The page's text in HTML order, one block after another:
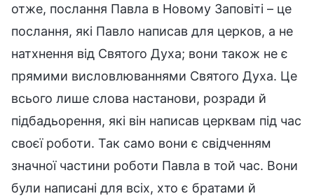
отже, послання Павла в Новому Заповіті – це
послання, які Павло написав для церков, а не
натхнення від Святого Духа; вони також не є
прямими висловлюваннями Святого Духа. Це
всього лише слова настанови, розради й
підбадьорення, які він написав церквам під час
своєї роботи. Так само вони є свідченням
значної частини роботи Павла в той час. Вони
були написані для всіх, хто є братами й